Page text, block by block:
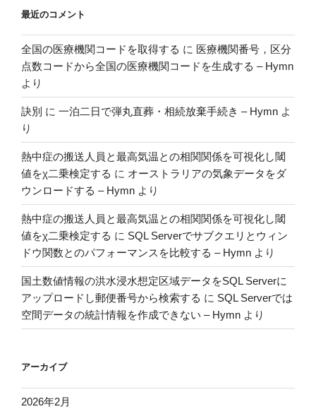
最近のコメント
全国の医療機関コードを取得する に 医療機関番号，区分
点数コードから全国の医療機関コードを生成する – Hymn
より
訣別 に 一泊二日で弾丸直葬・相続放棄手続き – Hymn よ
り
熱中症の搬送人員と最高気温との相関関係を可視化し閾
値をχ二乗検定する に オーストラリアの気象データをダ
ウンロードする – Hymn より
熱中症の搬送人員と最高気温との相関関係を可視化し閾
値をχ二乗検定する に SQL Serverでサブクエリとウィン
ドウ関数とのパフォーマンスを比較する – Hymn より
国土数値情報の洪水浸水想定区域データをSQL Serverに
アップロードし郵便番号から検索する に SQL Serverでは
空間データの統計情報を作成できない – Hymn より
アーカイブ
2026年2月